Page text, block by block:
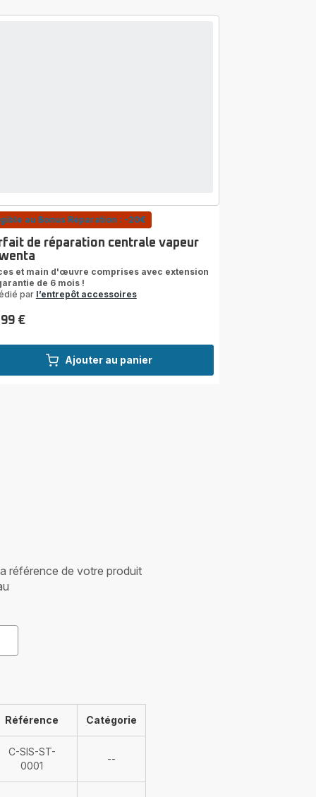
Ajouter au panier
au Bonus Réparation : -20€
de réparation centrale vapeur
et main d'œuvre comprises avec extension
de 6 mois !
par l’entrepôt accessoires
€
référence de votre produit
Référence Catégorie
C-SIS-ST-
0001
--